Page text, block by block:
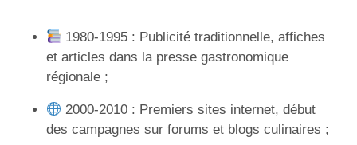
1980-1995 : Publicité traditionnelle, affiches
et articles dans la presse gastronomique
régionale ;
2000-2010 : Premiers sites internet, début
des campagnes sur forums et blogs culinaires ;